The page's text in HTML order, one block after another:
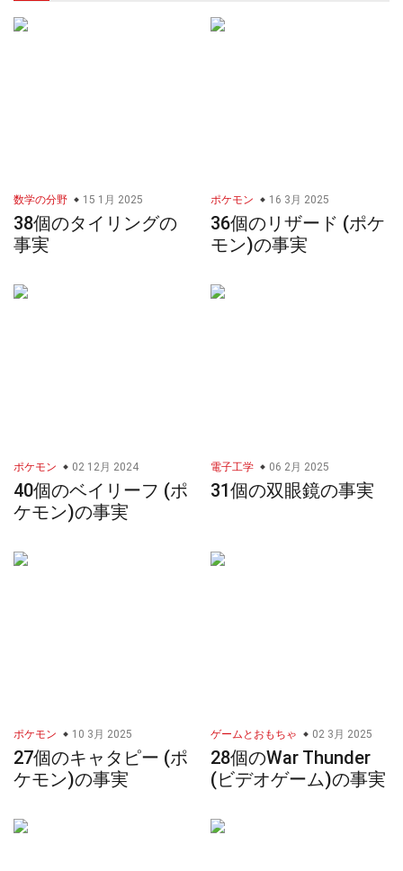
数学の分野 15 1月 2025
38個のタイリングの
事実
ポケモン 16 3月 2025
36個のリザード (ポケ
モン)の事実
ポケモン 02 12月 2024
40個のベイリーフ (ポ
ケモン)の事実
電子工学 06 2月 2025
31個の双眼鏡の事実
ポケモン 10 3月 2025
27個のキャタピー (ポ
ケモン)の事実
ゲームとおもちゃ 02 3月 2025
28個のWar Thunder
(ビデオゲーム)の事実